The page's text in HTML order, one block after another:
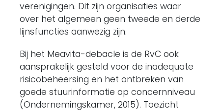
verenigingen. Dit zijn organisaties waar
over het algemeen geen tweede en derde
lijnsfuncties aanwezig zijn.
Bij het Meavita-debacle is de RvC ook
aansprakelijk gesteld voor de inadequate
risicobeheersing en het ontbreken van
goede stuurinformatie op concernniveau
(Ondernemingskamer, 2015). Toezicht